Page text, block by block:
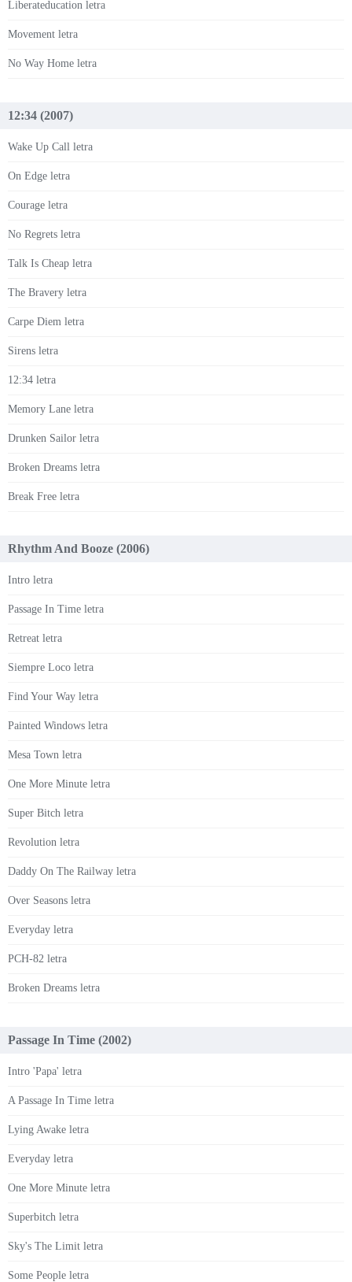
Liberateducation letra
Movement letra
No Way Home letra
12:34 (2007)
Wake Up Call letra
On Edge letra
Courage letra
No Regrets letra
Talk Is Cheap letra
The Bravery letra
Carpe Diem letra
Sirens letra
12:34 letra
Memory Lane letra
Drunken Sailor letra
Broken Dreams letra
Break Free letra
Rhythm And Booze (2006)
Intro letra
Passage In Time letra
Retreat letra
Siempre Loco letra
Find Your Way letra
Painted Windows letra
Mesa Town letra
One More Minute letra
Super Bitch letra
Revolution letra
Daddy On The Railway letra
Over Seasons letra
Everyday letra
PCH-82 letra
Broken Dreams letra
Passage In Time (2002)
Intro 'Papa' letra
A Passage In Time letra
Lying Awake letra
Everyday letra
One More Minute letra
Superbitch letra
Sky's The Limit letra
Some People letra